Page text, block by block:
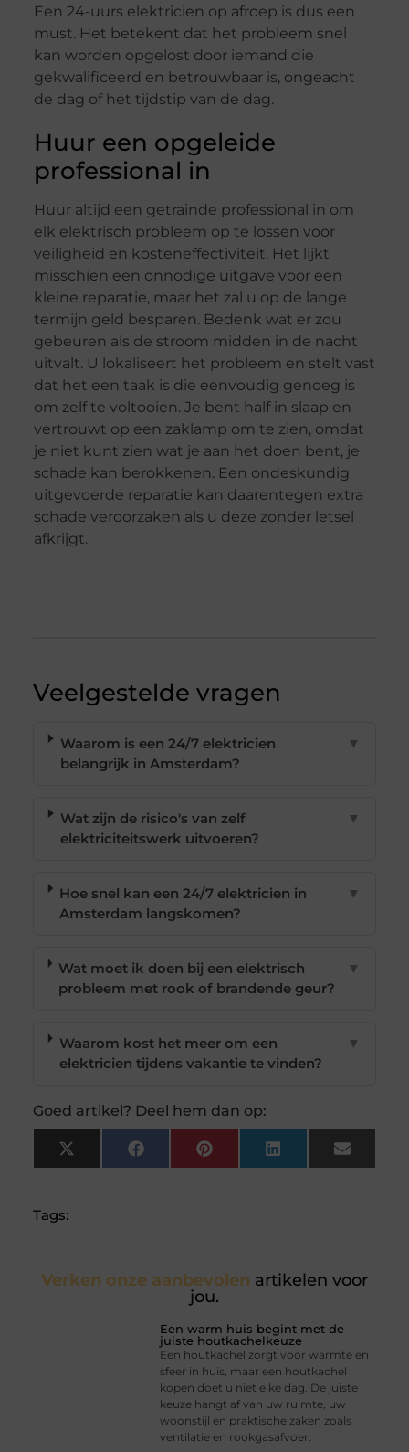
Een 24-uurs elektricien op afroep is dus een
must. Het betekent dat het probleem snel
kan worden opgelost door iemand die
gekwalificeerd en betrouwbaar is, ongeacht
de dag of het tijdstip van de dag.
Huur een opgeleide
professional in
Huur altijd een getrainde professional in om
elk elektrisch probleem op te lossen voor
veiligheid en kosteneffectiviteit. Het lijkt
misschien een onnodige uitgave voor een
kleine reparatie, maar het zal u op de lange
termijn geld besparen. Bedenk wat er zou
gebeuren als de stroom midden in de nacht
uitvalt. U lokaliseert het probleem en stelt vast
dat het een taak is die eenvoudig genoeg is
om zelf te voltooien. Je bent half in slaap en
vertrouwt op een zaklamp om te zien, omdat
je niet kunt zien wat je aan het doen bent, je
schade kan berokkenen. Een ondeskundig
uitgevoerde reparatie kan daarentegen extra
schade veroorzaken als u deze zonder letsel
afkrijgt.
Veelgestelde vragen
Waarom is een 24/7 elektricien
belangrijk in Amsterdam?
▼
Wat zijn de risico's van zelf
elektriciteitswerk uitvoeren?
▼
Hoe snel kan een 24/7 elektricien in
Amsterdam langskomen?
▼
Wat moet ik doen bij een elektrisch
probleem met rook of brandende geur?
▼
Waarom kost het meer om een
elektricien tijdens vakantie te vinden?
▼
Goed artikel? Deel hem dan op:
X
(Twitter)
FacebookPinterest LinkedIn Email
Tags:
Verken onze aanbevolen artikelen voor
jou.
Een warm huis begint met de
juiste houtkachelkeuze
Een houtkachel zorgt voor warmte en
sfeer in huis, maar een houtkachel
kopen doet u niet elke dag. De juiste
keuze hangt af van uw ruimte, uw
woonstijl en praktische zaken zoals
ventilatie en rookgasafvoer.